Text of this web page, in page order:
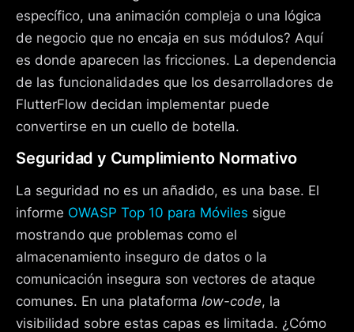
específico, una animación compleja o una lógica
de negocio que no encaja en sus módulos? Aquí
es donde aparecen las fricciones. La dependencia
de las funcionalidades que los desarrolladores de
FlutterFlow decidan implementar puede
convertirse en un cuello de botella.
Seguridad y Cumplimiento Normativo
La seguridad no es un añadido, es una base. El
informe OWASP Top 10 para Móviles sigue
mostrando que problemas como el
almacenamiento inseguro de datos o la
comunicación insegura son vectores de ataque
comunes. En una plataforma low-code, la
visibilidad sobre estas capas es limitada. ¿Cómo